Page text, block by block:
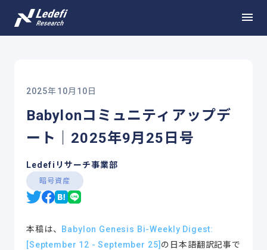
2025年10月10日
Babylonコミュニティアップデ
ート｜2025年9月25日号
Ledefiリサーチ事業部
暗号資産
本稿は、
Babylon Genesis Bi-Weekly Digest:
[September 12 - September 25] の日本語翻訳記事で